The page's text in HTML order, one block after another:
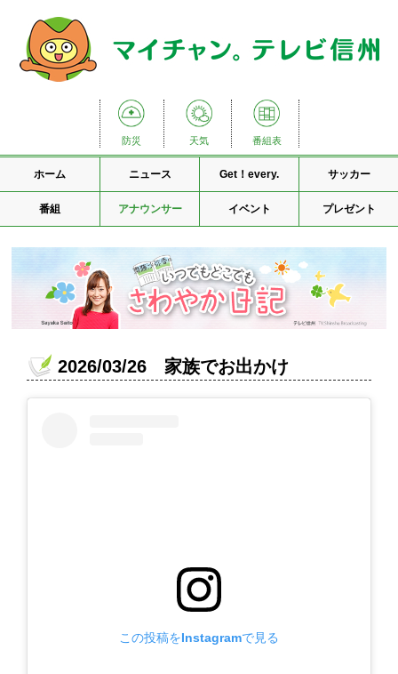
防災 天気 番組表
ホーム ニュース Get！every. サッカー
番組 アナウンサー イベント プレゼント
2026/03/26 家族でお出かけ
この投稿をInstagramで見る